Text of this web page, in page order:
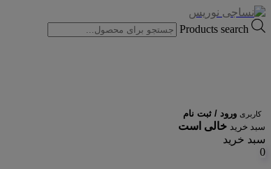
Products search
کاربری ورود / ثبت نام
سبد خرید خالی است
سبد خرید
0